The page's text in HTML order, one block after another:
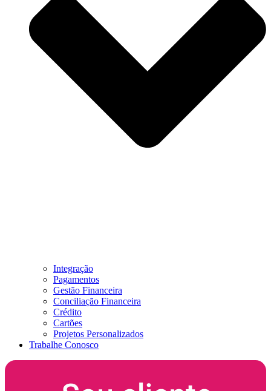
Integração
Pagamentos
Gestão Financeira
Conciliação Financeira
Crédito
Cartões
Projetos Personalizados
Trabalhe Conosco